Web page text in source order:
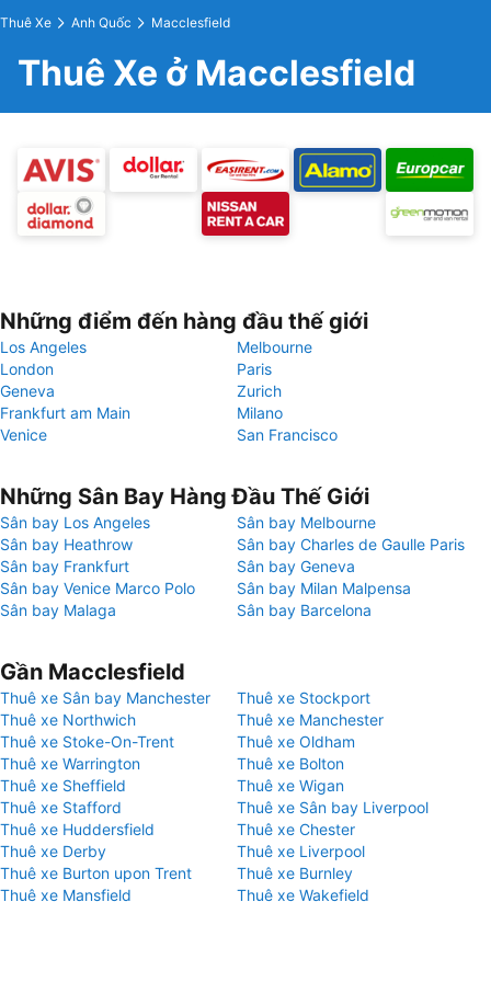
Thuê Xe Anh Quốc Macclesfield
Thuê Xe ở Macclesfield
Những điểm đến hàng đầu thế giới
Los Angeles
Melbourne
London
Paris
Geneva
Zurich
Frankfurt am Main
Milano
Venice
San Francisco
Những Sân Bay Hàng Đầu Thế Giới
Sân bay Los Angeles
Sân bay Melbourne
Sân bay Heathrow
Sân bay Charles de Gaulle Paris
Sân bay Frankfurt
Sân bay Geneva
Sân bay Venice Marco Polo
Sân bay Milan Malpensa
Sân bay Malaga
Sân bay Barcelona
Gần Macclesfield
Thuê xe Sân bay Manchester
Thuê xe Stockport
Thuê xe Northwich
Thuê xe Manchester
Thuê xe Stoke-On-Trent
Thuê xe Oldham
Thuê xe Warrington
Thuê xe Bolton
Thuê xe Sheffield
Thuê xe Wigan
Thuê xe Stafford
Thuê xe Sân bay Liverpool
Thuê xe Huddersfield
Thuê xe Chester
Thuê xe Derby
Thuê xe Liverpool
Thuê xe Burton upon Trent
Thuê xe Burnley
Thuê xe Mansfield
Thuê xe Wakefield